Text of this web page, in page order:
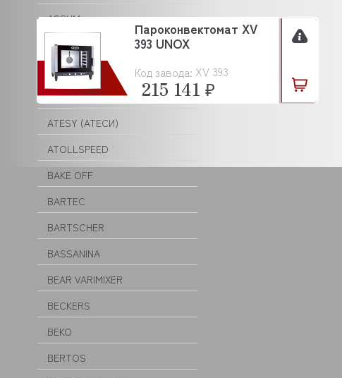
ASSUM
ATA
ATEA
ATEL
ATESY (АТЕСИ)
ATOLLSPEED
BAKE OFF
BARTEC
BARTSCHER
BASSANINA
BEAR VARIMIXER
BECKERS
BEKO
BERTOS
Код завода: XV 393
Пароконвектомат XV
393 UNOX
215 141 ₽